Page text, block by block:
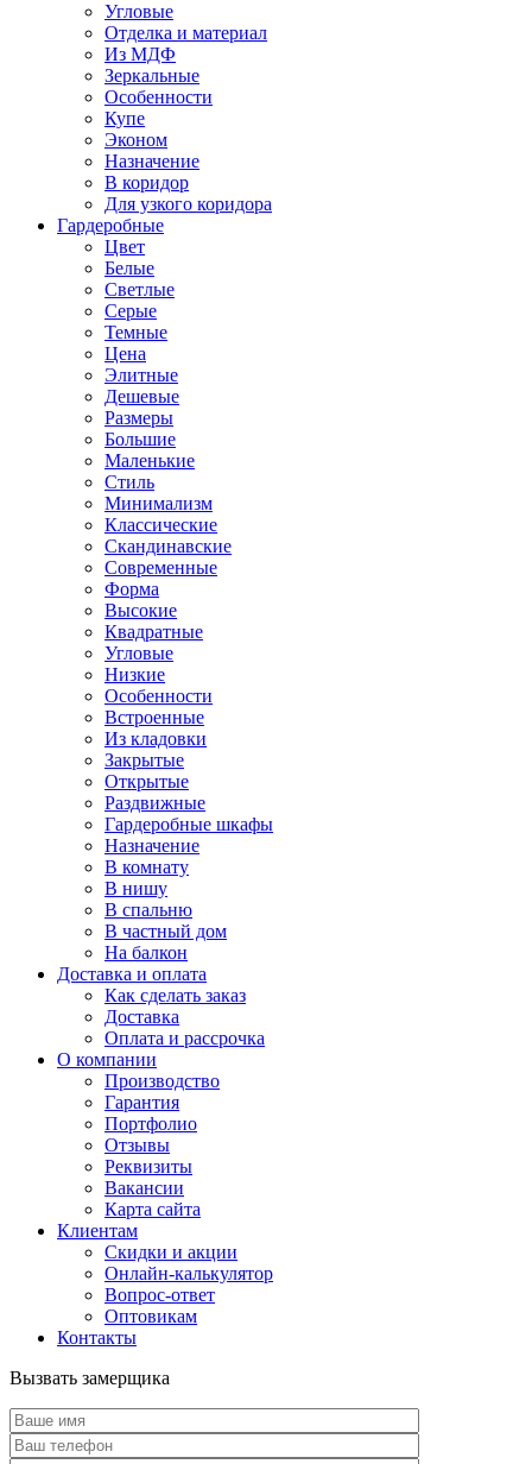
Угловые
Отделка и материал
Из МДФ
Зеркальные
Особенности
Купе
Эконом
Назначение
В коридор
Для узкого коридора
Гардеробные
Цвет
Белые
Светлые
Серые
Темные
Цена
Элитные
Дешевые
Размеры
Большие
Маленькие
Стиль
Минимализм
Классические
Скандинавские
Современные
Форма
Высокие
Квадратные
Угловые
Низкие
Особенности
Встроенные
Из кладовки
Закрытые
Открытые
Раздвижные
Гардеробные шкафы
Назначение
В комнату
В нишу
В спальню
В частный дом
На балкон
Доставка и оплата
Как сделать заказ
Доставка
Оплата и рассрочка
О компании
Производство
Гарантия
Портфолио
Отзывы
Реквизиты
Вакансии
Карта сайта
Клиентам
Скидки и акции
Онлайн-калькулятор
Вопрос-ответ
Оптовикам
Контакты
Вызвать замерщика